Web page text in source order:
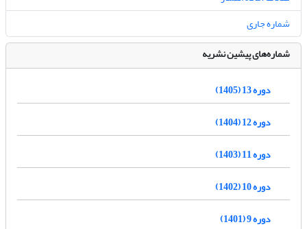
شماره جاری
شماره‌های پیشین نشریه
دوره 13 (1405)
دوره 12 (1404)
دوره 11 (1403)
دوره 10 (1402)
دوره 9 (1401)